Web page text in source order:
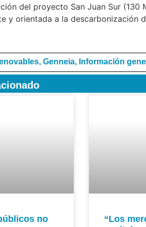
del proyecto San Juan Sur (130
y orientada a la descarbonización
, Genneia, Información
no
“Los